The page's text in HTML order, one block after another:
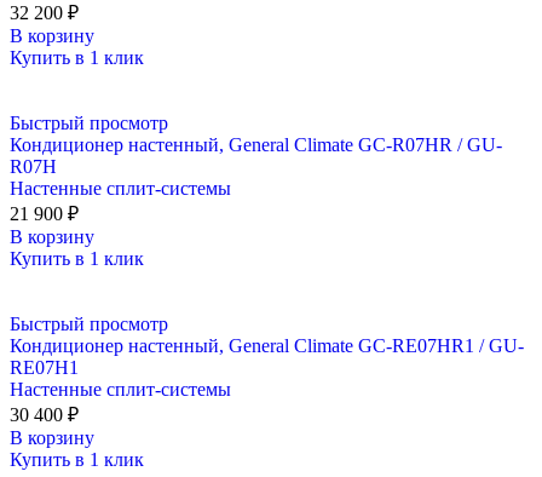
32 200 ₽
В корзину
Купить в 1 клик
Быстрый просмотр
Кондиционер настенный, General Climate GC-R07HR / GU-
R07H
Настенные сплит-системы
21 900 ₽
В корзину
Купить в 1 клик
Быстрый просмотр
Кондиционер настенный, General Climate GC-RE07HR1 / GU-
RE07H1
Настенные сплит-системы
30 400 ₽
В корзину
Купить в 1 клик